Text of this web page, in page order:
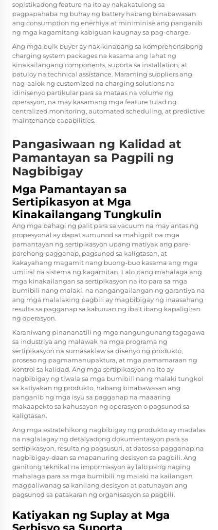
sopistikadong feature na ito ay nakakatulong sa
pagpapahaba ng buhay ng battery habang binabawasan
ang consumption ng enerhiya at miniminise ang panganib
ng mga kagamitang kabiguan kaugnay sa pag-charge.
Ang mga bulk buyer ay nakikinabang sa komprehensibong
charging system packages na kasama ang lahat ng
kinakailangang components, suporta sa installation, at
patuloy na technical assistance. Maraming suppliers ang
nag-aalok ng customized na charging solutions na
idinisenyo partikular para sa mataas na volume ng
operasyon, na may kasamang mga feature tulad ng
centralized monitoring, automated scheduling, at predictive
maintenance capabilities.
Pangasiwaan ng Kalidad at
Pamantayan sa Pagpili ng
Nagbibigay
Mga Pamantayan sa
Sertipikasyon at Mga
Kinakailangang Tungkulin
Ang mga bahagi ng palit para sa vacuum na may antas ng
propesyonal ay dapat sumunod sa mahigpit na mga
pamantayan ng sertipikasyon upang matiyak ang pare-
parehong pagganap, pagsunod sa kaligtasan, at
kakayahang magamit nang buong-buo kasama ang mga
umiiral na sistema ng kagamitan. Lalo pang mahalaga ang
mga kinakailangan sa sertipikasyon na ito para sa mga
bumibili nang malaki, na nangangailangan ng garantiya na
ang mga malalaking pagbili ay magbibigay ng inaasahang
resulta sa pagganap sa kabuuan ng iba't ibang kapaligiran
ng operasyon.
Karaniwang pinananatili ng mga nangungunang tagagawa
sa industriya ang malawak na mga programa ng
sertipikasyon na sumasaklaw sa disenyo ng produkto,
proseso ng pagmamanupaktura, at mga pamamaraan ng
kontrol sa kalidad. Ang mga sertipikasyon na ito ay
nagbibigay ng tiwala sa mga bumibili nang malaki tungkol
sa katiyakan ng produkto, habang binabawasan ang
panganib ng mga isyu sa pagganap na maaaring
makaapekto sa kahusayan ng operasyon o pagsunod sa
kaligtasan.
Ang mga estratehikong nagbibigay ng produkto ay madalas
na naglalagay ng detalyadong dokumentasyon para sa
sertipikasyon, resulta ng pagsusuri, at datos sa pagganap na
nagbibigay-daan sa mapanuring desisyon sa pagbili. Ang
ganitong teknikal na impormasyon ay lalo pang naging
mahalaga para sa mga bumibili ng malaki na kailangan
magpaliwanag sa kanilang desisyon at patunayan ang
pagsunod sa patakaran ng organisasyon sa pagbili.
Katiyakan ng Suplay at Mga